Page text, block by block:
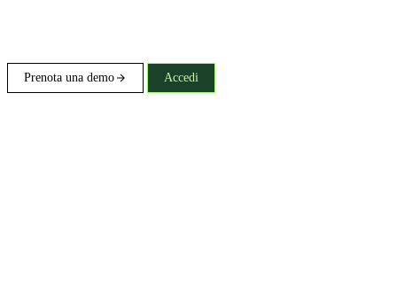
Prenota una demo Accedi